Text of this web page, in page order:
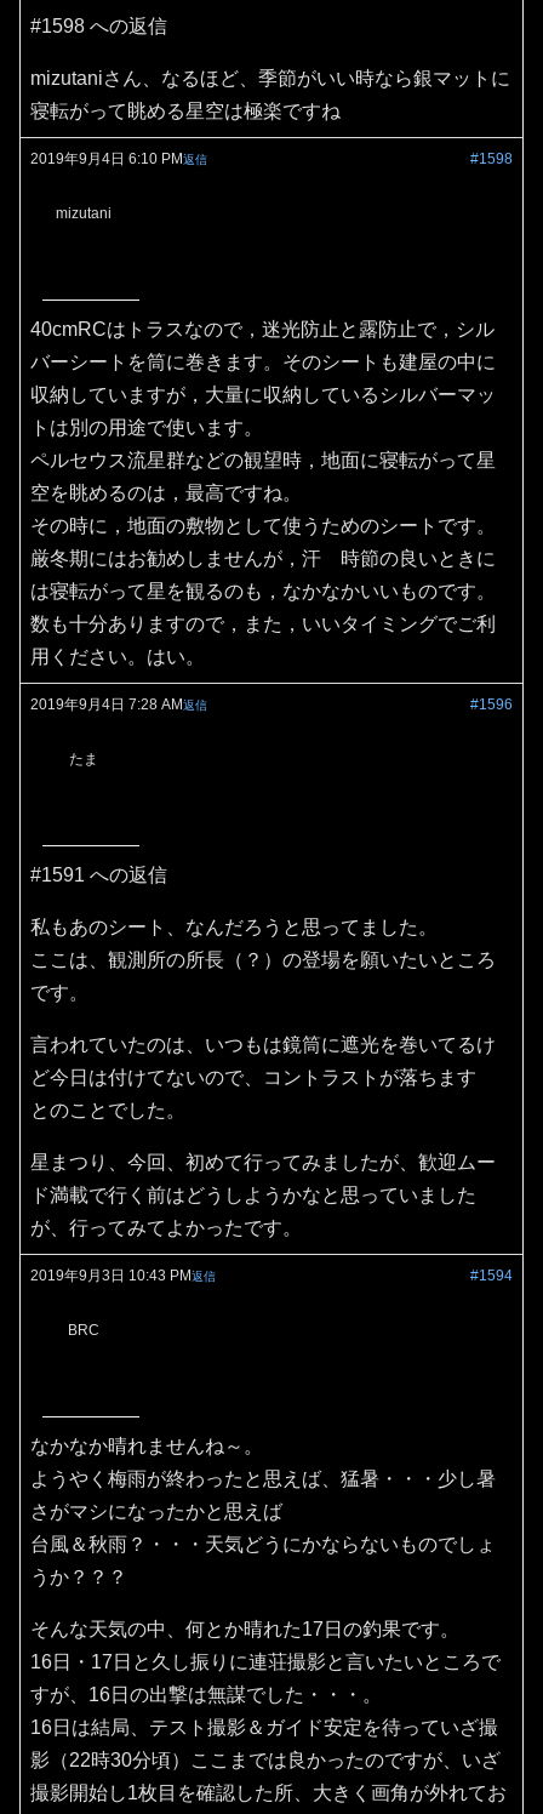
#1598 への返信
mizutaniさん、なるほど、季節がいい時なら銀マットに
寝転がって眺める星空は極楽ですね
2019年9月4日 6:10 PM #1598
返信
mizutani
40cmRCはトラスなので，迷光防止と露防止で，シル
バーシートを筒に巻きます。そのシートも建屋の中に
収納していますが，大量に収納しているシルバーマッ
トは別の用途で使います。
ペルセウス流星群などの観望時，地面に寝転がって星
空を眺めるのは，最高ですね。
その時に，地面の敷物として使うためのシートです。
厳冬期にはお勧めしませんが，汗 時節の良いときに
は寝転がって星を観るのも，なかなかいいものです。
数も十分ありますので，また，いいタイミングでご利
用ください。はい。
2019年9月4日 7:28 AM #1596
返信
たま
#1591 への返信
私もあのシート、なんだろうと思ってました。
ここは、観測所の所長（？）の登場を願いたいところ
です。
言われていたのは、いつもは鏡筒に遮光を巻いてるけ
ど今日は付けてないので、コントラストが落ちます
とのことでした。
星まつり、今回、初めて行ってみましたが、歓迎ムー
ド満載で行く前はどうしようかなと思っていました
が、行ってみてよかったです。
2019年9月3日 10:43 PM #1594
返信
BRC
なかなか晴れませんね～。
ようやく梅雨が終わったと思えば、猛暑・・・少し暑
さがマシになったかと思えば
台風＆秋雨？・・・天気どうにかならないものでしょ
うか？？？
そんな天気の中、何とか晴れた17日の釣果です。
16日・17日と久し振りに連荘撮影と言いたいところで
すが、16日の出撃は無謀でした・・・。
16日は結局、テスト撮影＆ガイド安定を待っていざ撮
影（22時30分頃）ここまでは良かったのですが、いざ
撮影開始し1枚目を確認した所、大きく画角が外れてお